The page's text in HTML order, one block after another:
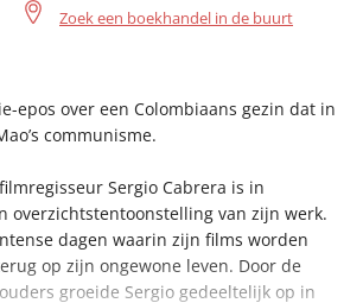
Zoek een boekhandel in de buurt
epos over een Colombiaans gezin dat in
communisme.
Sergio Cabrera is in
overzichtstentoonstelling van zijn werk.
dagen waarin zijn films worden
op zijn ongewone leven. Door de
groeide Sergio gedeeltelijk op in